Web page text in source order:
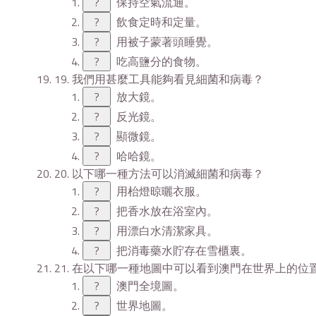
?
飲食定時和定量。
?
用被子蒙著頭睡覺。
?
吃高鹽分的食物。
19. 我們用甚麼工具能夠看見細菌和病毒？
?
放大鏡。
?
反光鏡。
?
顯微鏡。
?
哈哈鏡。
20. 以下哪一種方法可以消滅細菌和病毒？
?
用枱燈晾曬衣服。
?
把香水放在浴室內。
?
用漂白水清潔家具。
?
把消毒藥水貯存在雪櫃裏。
21. 在以下哪一種地圖中可以看到澳門在世界上的位
?
澳門全境圖。
?
世界地圖。